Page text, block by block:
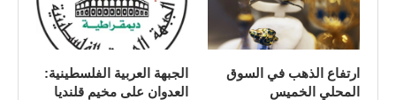
ارتفاع الذهب في السوق
المحلي الخميس
الجبهة العربية الفلسطينية:
العدوان على مخيم قلنديا